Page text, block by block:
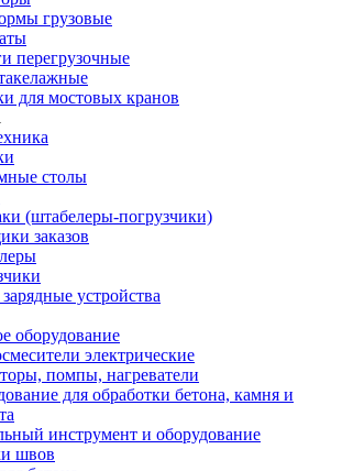
грузовые
перегрузочные
для мостовых кранов
столы
(штабелеры-погрузчики)
заказов
устройства
оборудование
электрические
помпы, нагреватели
для обработки бетона, камня и
инструмент и оборудование
швов